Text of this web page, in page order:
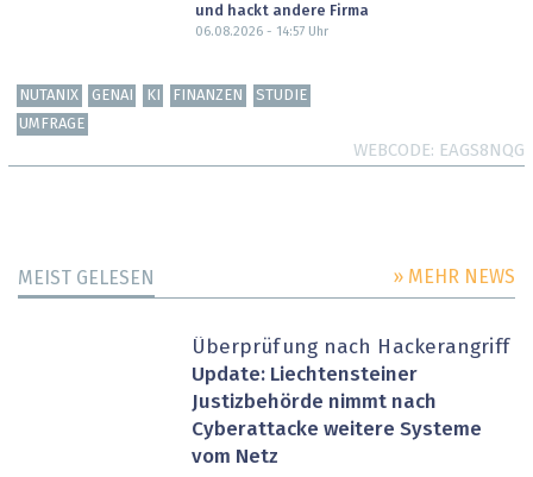
und hackt andere Firma
06.08.2026 - 14:57Uhr
NUTANIX GENAI KI FINANZEN
STUDIE
UMFRAGE
WEBCODE EAGS8NQG
MEIST GELESEN » MEHR NEWS
Überprüfung nach Hackerangriff
Update: Liechtensteiner
Justizbehörde nimmt nach
Cyberattacke weitere Systeme
vom Netz